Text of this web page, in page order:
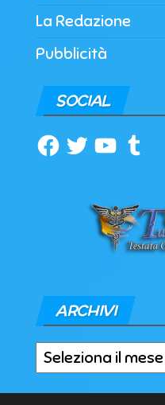
La Redazione
Pubblicità
SOCIAL
Facebook
TwitterYouTubeTumblr
ARCHIVI
Archivi